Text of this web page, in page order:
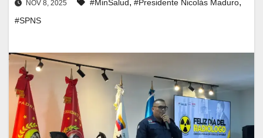
NOV 8, 2025 #MinSalud #Presidente Nicolás Maduro
#SPNS